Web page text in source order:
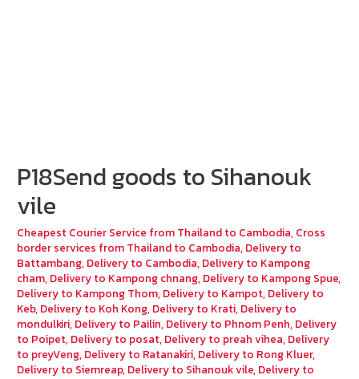
P18Send goods to Sihanouk
vile
Cheapest Courier Service from Thailand to Cambodia, Cross
border services from Thailand to Cambodia, Delivery to
Battambang, Delivery to Cambodia, Delivery to Kampong
cham, Delivery to Kampong chnang, Delivery to Kampong Spue,
Delivery to Kampong Thom, Delivery to Kampot, Delivery to
Keb, Delivery to Koh Kong, Delivery to Krati, Delivery to
mondulkiri, Delivery to Pailin, Delivery to Phnom Penh, Delivery
to Poipet, Delivery to posat, Delivery to preah vihea, Delivery
to preyVeng, Delivery to Ratanakiri, Delivery to Rong Kluer,
Delivery to Siemreap, Delivery to Sihanouk vile, Delivery to